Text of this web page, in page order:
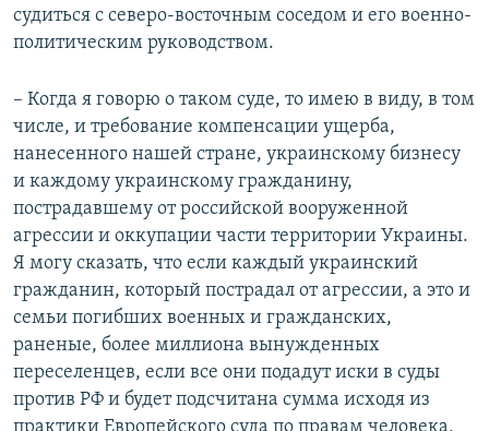
судиться с северо-восточным соседом и его военно-
политическим руководством.
– Когда я говорю о таком суде, то имею в виду, в том
числе, и требование компенсации ущерба,
нанесенного нашей стране, украинскому бизнесу
и каждому украинскому гражданину,
пострадавшему от российской вооруженной
агрессии и оккупации части территории Украины.
Я могу сказать, что если каждый украинский
гражданин, который пострадал от агрессии, а это и
семьи погибших военных и гражданских,
раненые, более миллиона вынужденных
переселенцев, если все они подадут иски в суды
против РФ и будет подсчитана сумма исходя из
практики Европейского суда по правам человека,